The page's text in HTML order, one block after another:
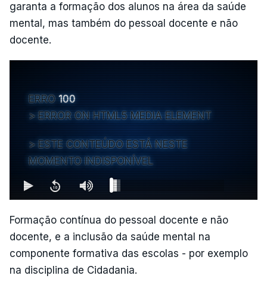
garanta a formação dos alunos na área da saúde
mental, mas também do pessoal docente e não
docente.
ERRO 100
ERROR ON HTML5 MEDIA ELEMENT
ESTE CONTEÚDO ESTÁ NESTE
MOMENTO INDISPONÍVEL
Formação contínua do pessoal docente e não
docente, e a inclusão da saúde mental na
componente formativa das escolas - por exemplo
na disciplina de Cidadania.